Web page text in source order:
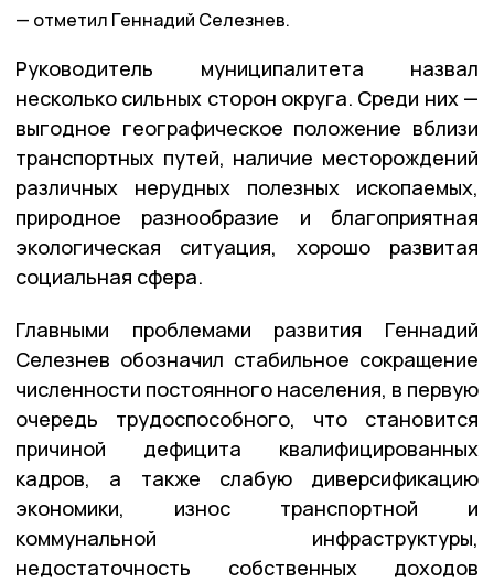
отметил Геннадий Селезнев.
Руководитель муниципалитета назвал
несколько сильных сторон округа. Среди них —
выгодное географическое положение вблизи
транспортных путей, наличие месторождений
различных нерудных полезных ископаемых,
природное разнообразие и благоприятная
экологическая ситуация, хорошо развитая
социальная сфера.
Главными проблемами развития Геннадий
Селезнев обозначил стабильное сокращение
численности постоянного населения, в первую
очередь трудоспособного, что становится
причиной дефицита квалифицированных
кадров, а также слабую диверсификацию
экономики, износ транспортной и
коммунальной инфраструктуры,
недостаточность собственных доходов